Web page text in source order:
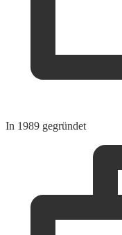
In 1989 gegründet